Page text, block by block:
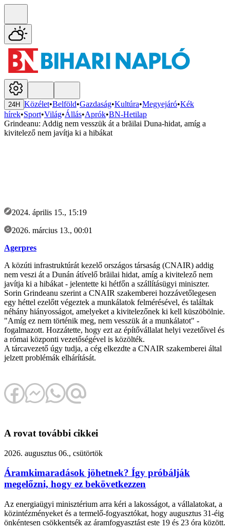
24H Közélet•Belföld•Gazdaság•Kultúra•Megyejáró•Kék
hírek•Sport•Világ•Állás•Aprók•BN-Hetilap
Grindeanu: Addig nem vesszük át a brăilai Duna-hidat, amíg a
kivitelező nem javítja ki a hibákat
2024. április 15., 15:19
2026. március 13., 00:01
Agerpres
A közúti infrastruktúrát kezelő országos társaság (CNAIR) addig
nem veszi át a Dunán átívelő brăilai hidat, amíg a kivitelező nem
javítja ki a hibákat - jelentette ki hétfőn a szállításügyi miniszter.
Sorin Grindeanu szerint a CNAIR szakemberei hozzávetőlegesen
egy héttel ezelőtt végeztek a munkálatok felmérésével, és találtak
néhány hiányosságot, amelyeket a kivitelezőnek ki kell küszöbölnie.
"Amíg ez nem történik meg, nem vesszük át a munkálatot" -
fogalmazott. Hozzátette, hogy ezt az építővállalat helyi vezetőivel és
a római központi vezetőségével is közölték.
A tárcavezető úgy tudja, a cég elkezdte a CNAIR szakemberei által
jelzett problémák elhárítását.
A rovat további cikkei
2026. augusztus 06., csütörtök
Áramkimaradások jöhetnek? Így próbálják
megelőzni, hogy ez bekövetkezzen
Az energiaügyi minisztérium arra kéri a lakosságot, a vállalatokat, a
közintézményeket és a termelő-fogyasztókat, hogy augusztus 31-éig
önkéntesen csökkentsék az áramfogyasztást este 19 és 23 óra között.